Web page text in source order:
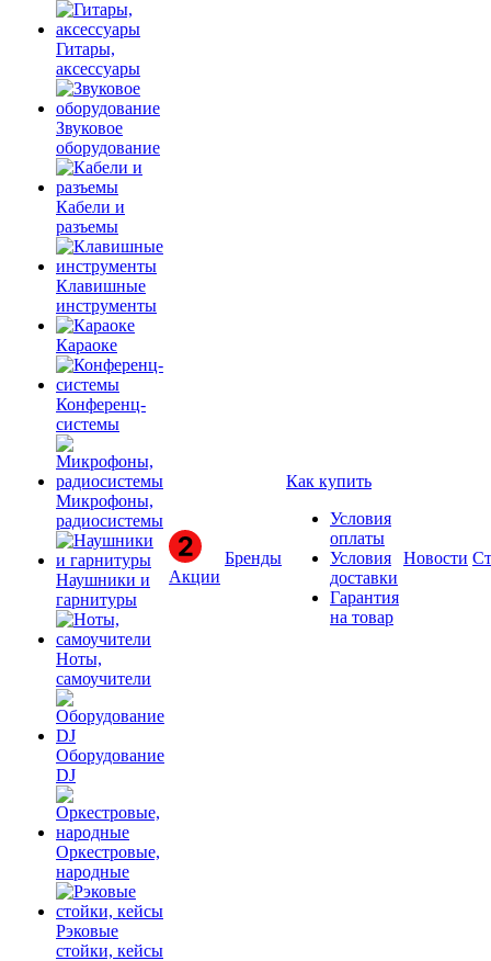
Гитары,
аксессуары
Звуковое
оборудование
Кабели и
разъемы
Клавишные
инструменты
Караоке
Конференц-
системы
Микрофоны,
радиосистемы
Наушники и
гарнитуры
Ноты,
самоучители
Оборудование
DJ
Оркестровые,
народные
Рэковые
стойки, кейсы
Акции
Бренды
Как купить
Условия
оплаты
Условия
доставки
Гарантия
на товар
Новости